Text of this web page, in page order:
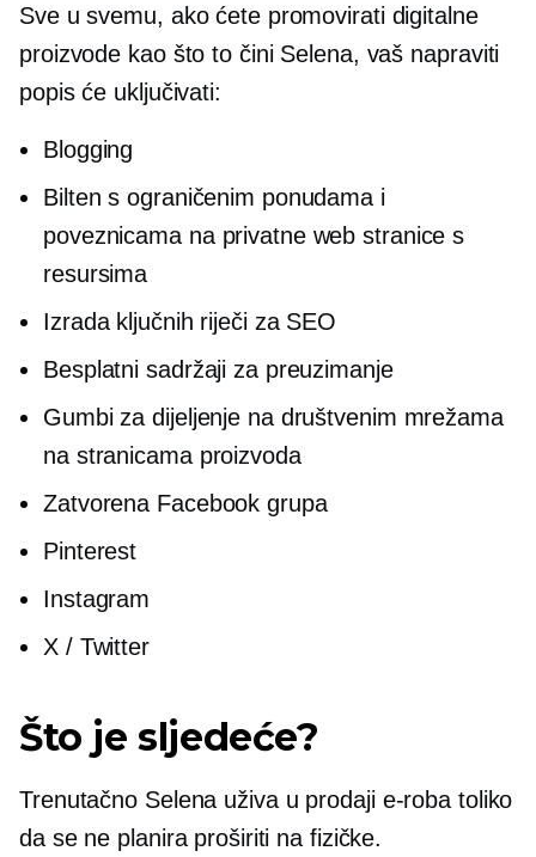
Sve u svemu, ako ćete promovirati digitalne
proizvode kao što to čini Selena, vaš napraviti
popis će uključivati:
Blogging
Bilten s ograničenim ponudama i
poveznicama na privatne web stranice s
resursima
Izrada ključnih riječi za SEO
Besplatni sadržaji za preuzimanje
Gumbi za dijeljenje na društvenim mrežama
na stranicama proizvoda
Zatvorena Facebook grupa
Pinterest
Instagram
X / Twitter
Što je sljedeće?
Trenutačno Selena uživa u prodaji e-roba toliko
da se ne planira proširiti na fizičke.